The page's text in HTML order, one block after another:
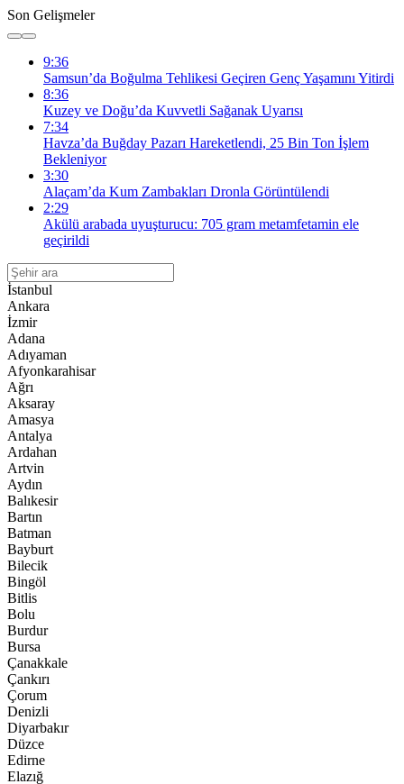
Son Gelişmeler
9:36
Samsun’da Boğulma Tehlikesi Geçiren Genç Yaşamını Yitirdi
8:36
Kuzey ve Doğu’da Kuvvetli Sağanak Uyarısı
7:34
Havza’da Buğday Pazarı Hareketlendi, 25 Bin Ton İşlem
Bekleniyor
3:30
Alaçam’da Kum Zambakları Dronla Görüntülendi
2:29
Akülü arabada uyuşturucu: 705 gram metamfetamin ele
geçirildi
İstanbul
Ankara
İzmir
Adana
Adıyaman
Afyonkarahisar
Ağrı
Aksaray
Amasya
Antalya
Ardahan
Artvin
Aydın
Balıkesir
Bartın
Batman
Bayburt
Bilecik
Bingöl
Bitlis
Bolu
Burdur
Bursa
Çanakkale
Çankırı
Çorum
Denizli
Diyarbakır
Düzce
Edirne
Elazığ